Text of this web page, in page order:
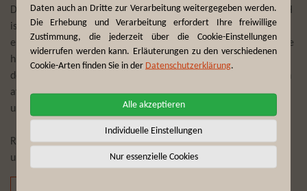
Daten auch an Dritte zur Verarbeitung weitergegeben werden.
Die Erhebung und Verarbeitung erfordert Ihre freiwillige
Zustimmung, die jederzeit über die Cookie-Einstellungen
widerrufen werden kann. Erläuterungen zu den verschiedenen
Cookie-Arten finden Sie in der Datenschutzerklärung.
Alle akzeptieren
Individuelle Einstellungen
Nur essenzielle Cookies
Der Reiseveranstalter First Reisebüro Mönchengladbach GmbH
ist seit mehr als 75 Jahren Experte darin, Reisewünsche zu
erfüllen und täglich individuelle Trips und Touren zu planen. Die
hier angebotenen Erlebnisreisen zu Traumdestinationen auf
dem afrikanischen Kontinent bescheren Ihnen, gepaart mit den
afrikanischen Wurzeln der Brand-Story von Fynch-Hatton,
unvergessliche Momente.
Reiseempfehlungen und Reiseneuheiten bekommen Sie mit
unserem Newsletter auf Wunsch „frei Haus“: